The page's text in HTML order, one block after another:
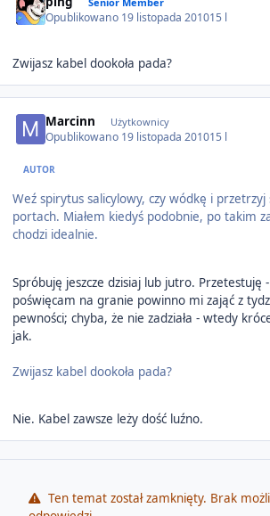
Opublikowano 19 listopada 201015 l
Zwijasz kabel dookoła pada?
Marcinn Użytkownicy
Opublikowano 19 listopada 201015 l
AUTOR
Weź spirytus salicylowy, czy wódkę i
portach. Miałem kiedyś podobnie, po takim
chodzi idealnie.
Spróbuję jeszcze dzisiaj lub jutro. Przetestuję
poświęcam na granie powinno mi zająć z
pewności; chyba, że nie zadziała - wtedy
jak.
Zwijasz kabel dookoła pada?
Nie. Kabel zawsze leży dość luźno.
Ten temat został zamknięty. Brak